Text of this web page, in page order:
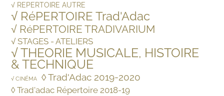
√ REPERTOIRE AUTRE
√ RéPERTOIRE Trad'Adac
√ RéPERTOIRE TRADIVARIUM
√ STAGES - ATELIERS
√ THEORIE MUSICALE, HISTOIRE
& TECHNIQUE
√ CINÉMA ◊ Trad'Adac 2019-2020
◊ Trad'adac Répertoire 2018-19